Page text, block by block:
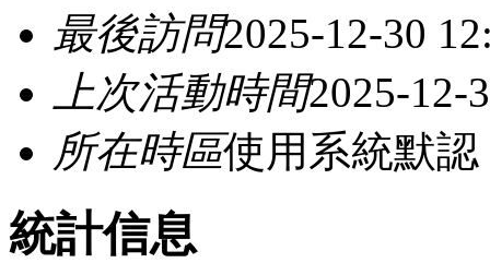
最後訪問2025-12-30
上次活動時間2025-12-
所在時區使用系統默認
統計信息